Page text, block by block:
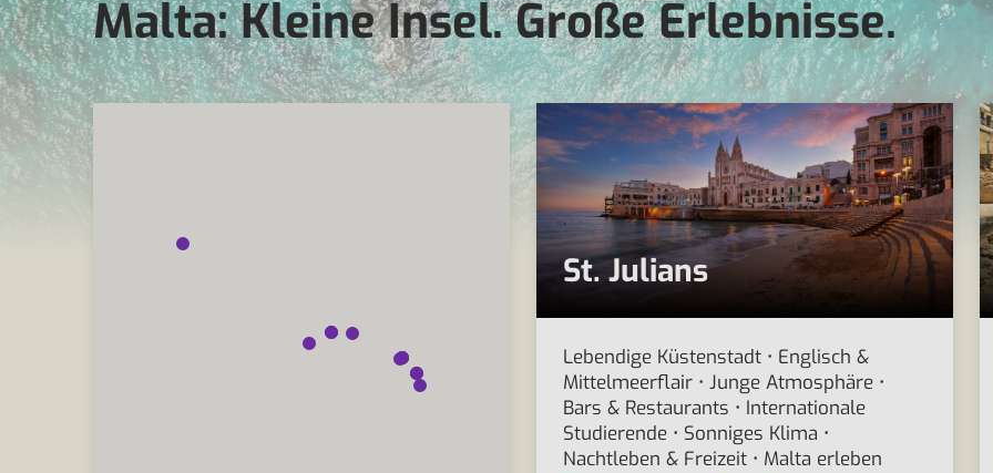
Malta: Kleine Insel. Große Erlebnisse.
St. Julians
Lebendige Küstenstadt • Englisch &
Mittelmeerflair • Junge Atmosphäre •
Bars & Restaurants • Internationale
Studierende • Sonniges Klima •
Nachtleben & Freizeit • Malta erleben